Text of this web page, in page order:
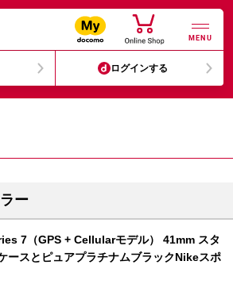
MENU
ログインする
ー
7（GPS + Cellularモデル） 41mm スタ
ースとピュアプラチナムブラックNikeスポ